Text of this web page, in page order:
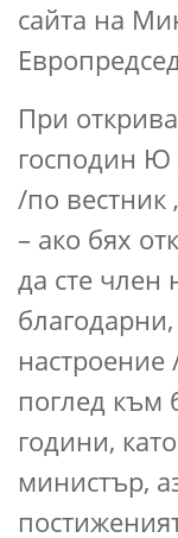
сайта на
При
господин Ю
/по вестник
– ако бях
да сте член
настроение
поглед към
години,
министър,